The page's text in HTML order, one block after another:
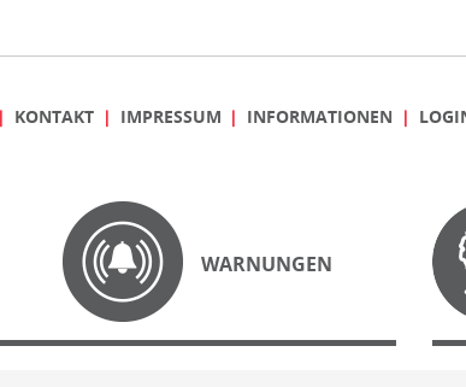
KONTAKT IMPRESSUM INFORMATIONEN
WARNUNGEN